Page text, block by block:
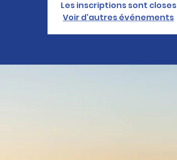
Les inscriptions sont closes
Voir d'autres événements